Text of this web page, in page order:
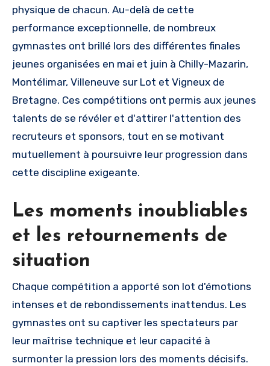
physique de chacun. Au-delà de cette
performance exceptionnelle, de nombreux
gymnastes ont brillé lors des différentes finales
jeunes organisées en mai et juin à Chilly-Mazarin,
Montélimar, Villeneuve sur Lot et Vigneux de
Bretagne. Ces compétitions ont permis aux jeunes
talents de se révéler et d'attirer l'attention des
recruteurs et sponsors, tout en se motivant
mutuellement à poursuivre leur progression dans
cette discipline exigeante.
Les moments inoubliables
et les retournements de
situation
Chaque compétition a apporté son lot d'émotions
intenses et de rebondissements inattendus. Les
gymnastes ont su captiver les spectateurs par
leur maîtrise technique et leur capacité à
surmonter la pression lors des moments décisifs.